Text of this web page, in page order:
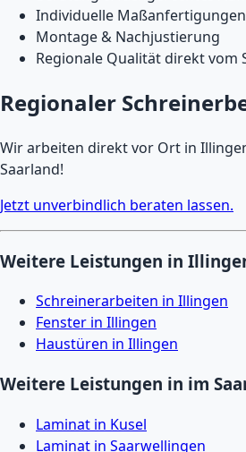
Individuelle Maßanfertigungen
Montage & Nachjustierung
Regionale Qualität direkt vom
Regionaler
Wir arbeiten direkt vor Ort in
Saarland!
Jetzt unverbindlich beraten lassen.
Weitere Leistungen in
Schreinerarbeiten in Illingen
Fenster in Illingen
Haustüren in Illingen
Weitere Leistungen in im
Laminat in Kusel
Laminat in Saarwellingen